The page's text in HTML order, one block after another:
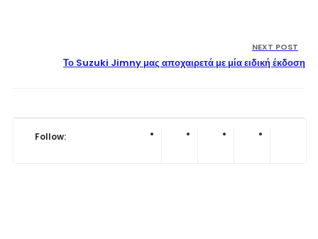
NEXT POST
Το Suzuki Jimny μας αποχαιρετά με μία ειδική έκδοση
Follow: